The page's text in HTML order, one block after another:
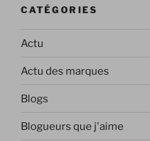
CATÉGORIES
Actu
Actu des marques
Blogs
Blogueurs que j'aime